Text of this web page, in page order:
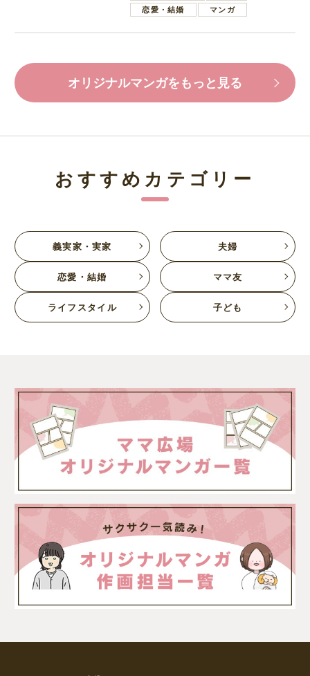
恋愛・結婚
マンガ
オリジナルマンガをもっと見る
おすすめカテゴリー
義実家・実家 夫婦
恋愛・結婚 ママ友
ライフスタイル 子ども